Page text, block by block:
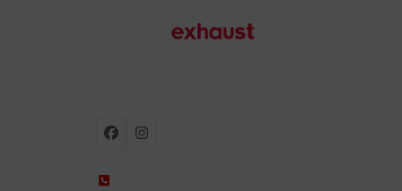
FacebookInstagram